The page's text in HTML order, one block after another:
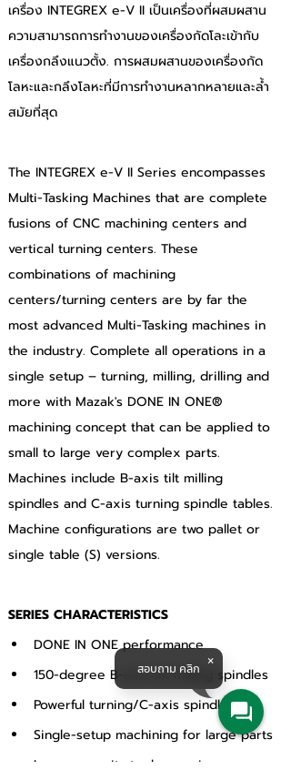
เครื่อง INTEGREX e-V II เป็นเครื่องที่ผสมผสาน
ความสามารถการทำงานของเครื่องกัดโละเข้ากับ
เครื่องกลึงแนวตั้ง. การผสมผสานของเครื่องกัด
โลหะและกลึงโลหะที่มีการทำงานหลากหลายและล้ำ
สมัยที่สุด
The INTEGREX e-V II Series encompasses
Multi-Tasking Machines that are complete
fusions of CNC machining centers and
vertical turning centers. These
combinations of machining
centers/turning centers are by far the
most advanced Multi-Tasking machines in
the industry. Complete all operations in a
single setup – turning, milling, drilling and
more with Mazak's DONE IN ONE®
machining concept that can be applied to
small to large very complex parts.
Machines include B-axis tilt milling
spindles and C-axis turning spindle tables.
Machine configurations are two pallet or
single table (S) versions.
SERIES CHARACTERISTICS
DONE IN ONE performance
150-degree B-axis tilt milling spindles
Powerful turning/C-axis spindles
Single-setup machining for large parts
Large capacity tool magazine
สอบถาม คลิก